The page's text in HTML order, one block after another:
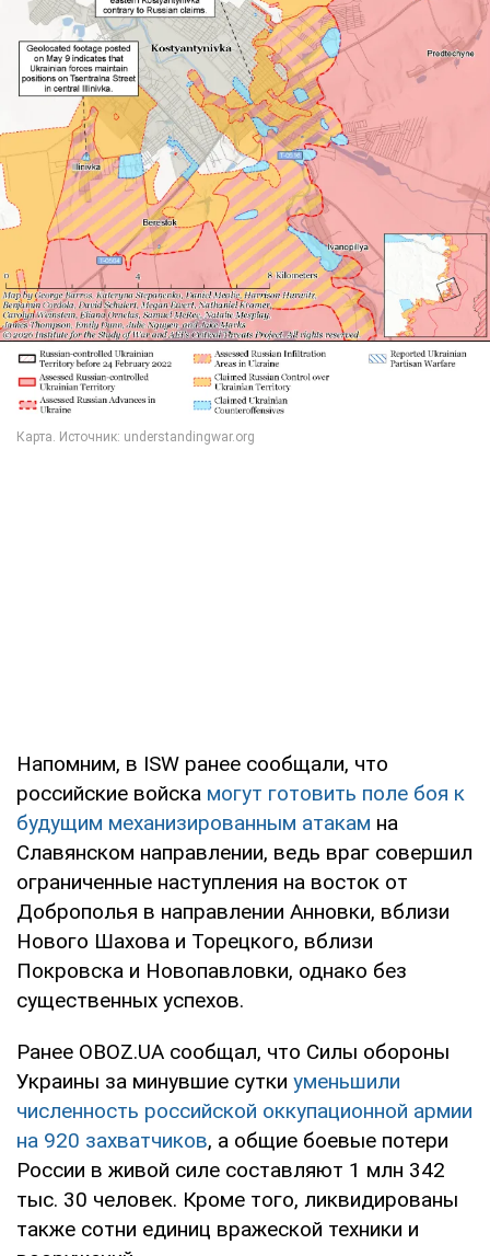
Напомним, в ISW ранее сообщали, что
российские войска могут готовить поле боя к
будущим механизированным атакам на
Славянском направлении, ведь враг совершил
ограниченные наступления на восток от
Доброполья в направлении Анновки, вблизи
Нового Шахова и Торецкого, вблизи
Покровска и Новопавловки, однако без
существенных успехов.
Ранее OBOZ.UA сообщал, что Силы обороны
Украины за минувшие сутки уменьшили
численность российской оккупационной армии
на 920 захватчиков, а общие боевые потери
России в живой силе составляют 1 млн 342
тыс. 30 человек. Кроме того, ликвидированы
также сотни единиц вражеской техники и